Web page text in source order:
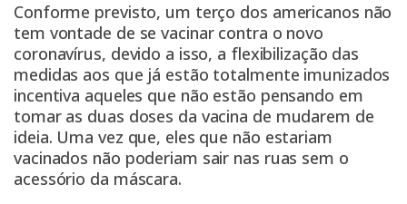
Conforme previsto, um terço dos americanos não
tem vontade de se vacinar contra o novo
coronavírus, devido a isso, a flexibilização das
medidas aos que já estão totalmente imunizados
incentiva aqueles que não estão pensando em
tomar as duas doses da vacina de mudarem de
ideia. Uma vez que, eles que não estariam
vacinados não poderiam sair nas ruas sem o
acessório da máscara.